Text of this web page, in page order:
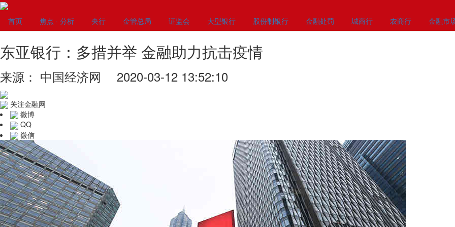
首页 焦点 · 分析 央行 金管总局 证监会 大型银行 股份制银行 金融处罚 城商行 农商行 金融市
东亚银行：多措并举 金融助力抗击疫情
来源： 中国经济网 2020-03-12 13:52:10
关注金融网
微博
QQ
微信